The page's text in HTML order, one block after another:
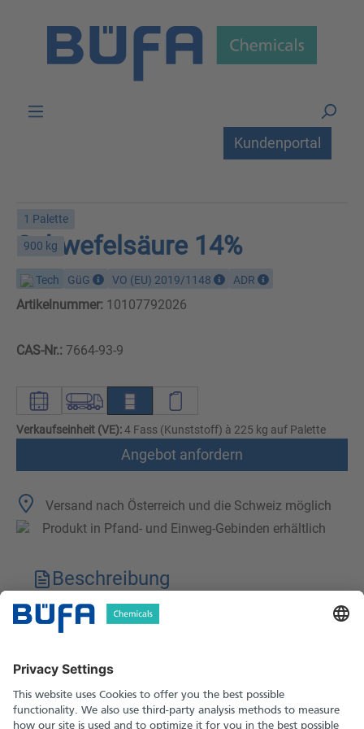
Kundenportal
1 Palette
900 kg
Schwefelsäure 14%
Tech GüG VO (EU) 2019/1148 ADR
Artikelnummer: 10107792026
CAS-Nr.: 7664-93-9
Verkaufseinheit (VE):4 Fass (Kunststoff) à 225 kg auf Palette
Angebot anfordern
Versand nach Österreich und die Schweiz möglich
Produkt in Pfand- und Einweg-Gebinden erhältlich
Beschreibung
Technische Merkmale
Sicherheitshinweise